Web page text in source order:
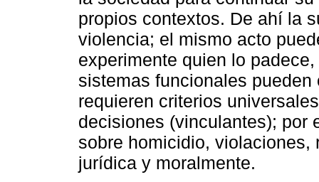
propios contextos. De ahí la
violencia; el mismo acto
experimente quien lo
sistemas funcionales
requieren criterios
decisiones (vinculantes); por
sobre homicidio,
jurídica y moralmente.